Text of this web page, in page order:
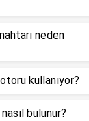
neden
kullanıyor?
bulunur?